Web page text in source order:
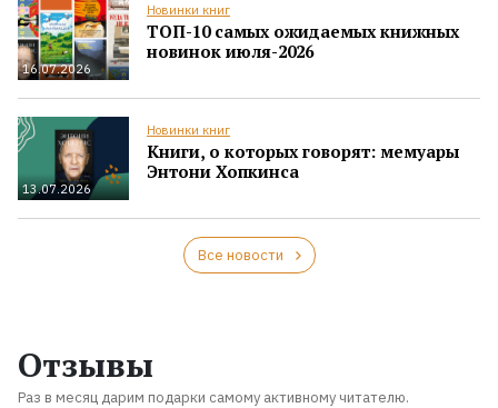
16.07.2026
Новинки книг
ТОП-10 самых ожидаемых книжных
новинок июля-2026
13.07.2026
Новинки книг
Книги, о которых говорят: мемуары
Энтони Хопкинса
Все новости
Отзывы
Раз в месяц дарим подарки самому активному читателю.